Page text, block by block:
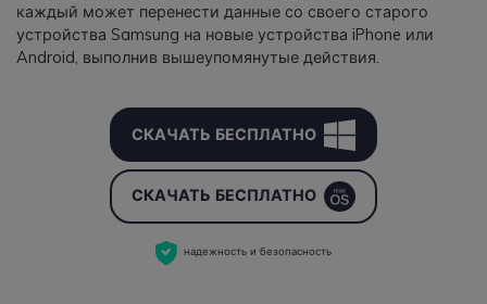
каждый может перенести данные со своего старого
устройства Samsung на новые устройства iPhone или
Android, выполнив вышеупомянутые действия.
СКАЧАТЬ БЕСПЛАТНО
СКАЧАТЬ БЕСПЛАТНО
надежность и безопасность